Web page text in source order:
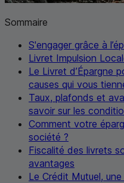
Sommaire
S'engager grâce à
Livret Impulsion
Le Livret d’Épargne
causes qui vous
Taux, plafonds et
savoir sur les
Comment votre
société ?
Fiscalité des livrets
avantages
Le Crédit Mutuel,